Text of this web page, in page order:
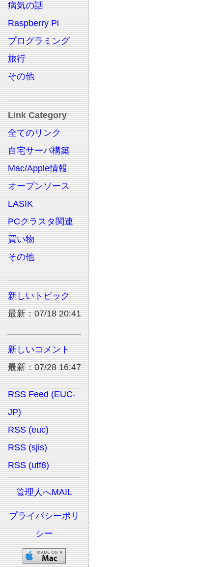
病気の話
Raspberry Pi
プログラミング
旅行
その他
Link Category
全てのリンク
自宅サーバ構築
Mac/Apple情報
オープンソース
LASIK
PCクラスタ関連
買い物
その他
新しいトピック
最新：07/18 20:41
新しいコメント
最新：07/28 16:47
RSS Feed (EUC-
JP)
RSS (euc)
RSS (sjis)
RSS (utf8)
管理人へMAIL
プライバシーポリ
シー